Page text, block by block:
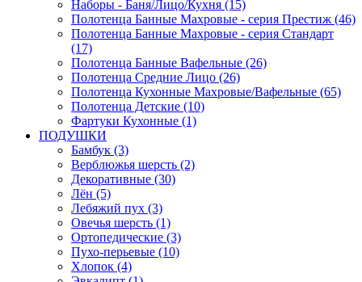
Наборы - Баня/Лицо/Кухня (15)
Полотенца Банные Махровые - серия Престиж (46)
Полотенца Банные Махровые - серия Стандарт
(17)
Полотенца Банные Вафельные (26)
Полотенца Средние Лицо (26)
Полотенца Кухонные Махровые/Вафельные (65)
Полотенца Детские (10)
Фартуки Кухонные (1)
ПОДУШКИ
Бамбук (3)
Верблюжья шерсть (2)
Декоративные (30)
Лён (5)
Лебяжий пух (3)
Овечья шерсть (1)
Ортопедические (3)
Пухо-перьевые (10)
Хлопок (4)